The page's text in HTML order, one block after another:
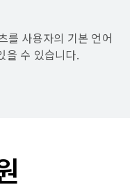
를 사용자의 기본 언어
을 수 있습니다.